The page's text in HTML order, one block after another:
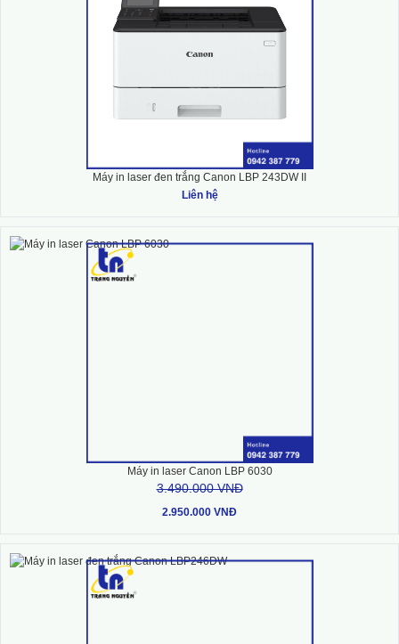
Máy in laser đen trắng Canon LBP 243DW II
Liên hệ
Máy in laser Canon LBP 6030
3.490.000 VNĐ
2.950.000 VNĐ